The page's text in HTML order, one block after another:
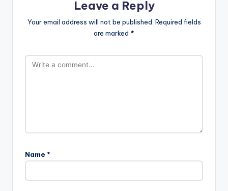
Leave a Reply
Your email address will not be published. Required fields
are marked *
Name *